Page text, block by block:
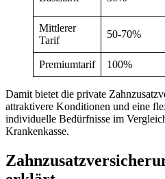
Mittlerer
Tarif
50-70%
Premiumtarif 100%
Damit bietet die private
attraktivere Konditionen und eine
individuelle Bedürfnisse im
Krankenkasse.